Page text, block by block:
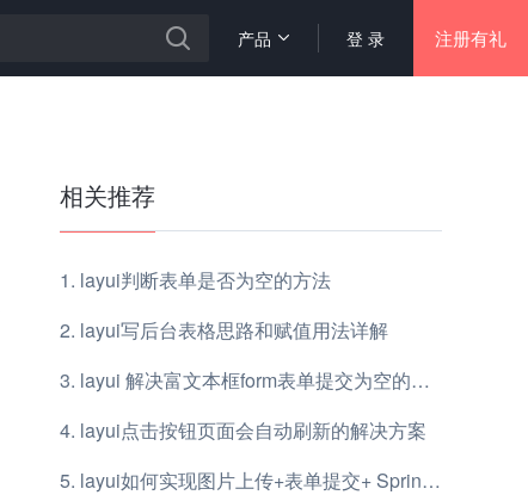
登 录 注册有礼
产品
相关推荐
layui判断表单是否为空的方法
layui写后台表格思路和赋值用法详解
layui 解决富文本框form表单提交为空的问题
layui点击按钮页面会自动刷新的解决方案
layui如何实现图片上传+表单提交+ Spring MVC